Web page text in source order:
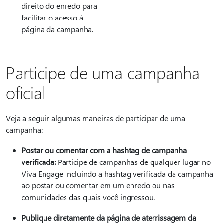
direito do enredo para
facilitar o acesso à
página da campanha.
Participe de uma campanha
oficial
Veja a seguir algumas maneiras de participar de uma
campanha:
Postar ou comentar com a hashtag de campanha
verificada:Participe de campanhas de qualquer lugar no
Viva Engage incluindo a hashtag verificada da campanha
ao postar ou comentar em um enredo ou nas
comunidades das quais você ingressou.
Publique diretamente da página de aterrissagem da